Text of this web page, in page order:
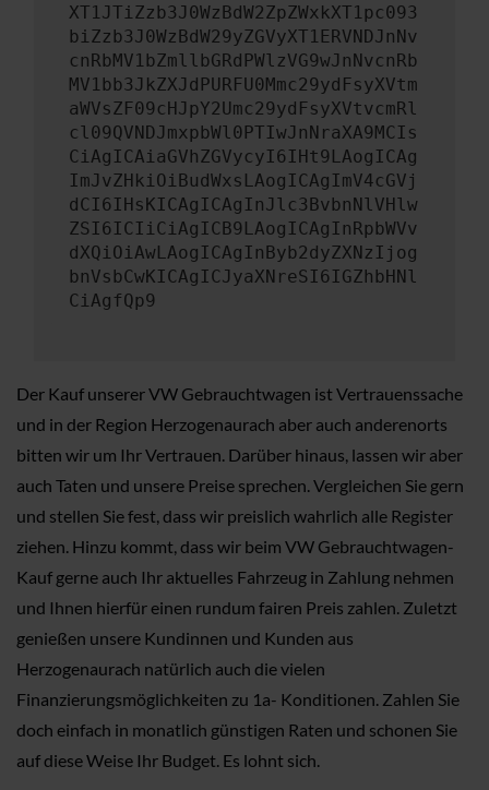
XT1JTiZzb3J0WzBdW2ZpZWxkXT1pc093
biZzb3J0WzBdW29yZGVyXT1ERVNDJnNv
cnRbMV1bZmllbGRdPWlzVG9wJnNvcnRb
MV1bb3JkZXJdPURFU0Mmc29ydFsyXVtm
aWVsZF09cHJpY2Umc29ydFsyXVtvcmRl
cl09QVNDJmxpbWl0PTIwJnNraXA9MCIs
CiAgICAiaGVhZGVycyI6IHt9LAogICAg
ImJvZHkiOiBudWxsLAogICAgImV4cGVj
dCI6IHsKICAgICAgInJlc3BvbnNlVHlw
ZSI6ICIiCiAgICB9LAogICAgInRpbWVv
dXQiOiAwLAogICAgInByb2dyZXNzIjog
bnVsbCwKICAgICJyaXNreSI6IGZhbHNl
CiAgfQp9
Der Kauf unserer VW Gebrauchtwagen ist Vertrauenssache
und in der Region Herzogenaurach aber auch anderenorts
bitten wir um Ihr Vertrauen. Darüber hinaus, lassen wir aber
auch Taten und unsere Preise sprechen. Vergleichen Sie gern
und stellen Sie fest, dass wir preislich wahrlich alle Register
ziehen. Hinzu kommt, dass wir beim VW Gebrauchtwagen-
Kauf gerne auch Ihr aktuelles Fahrzeug in Zahlung nehmen
und Ihnen hierfür einen rundum fairen Preis zahlen. Zuletzt
genießen unsere Kundinnen und Kunden aus
Herzogenaurach natürlich auch die vielen
Finanzierungsmöglichkeiten zu 1a- Konditionen. Zahlen Sie
doch einfach in monatlich günstigen Raten und schonen Sie
auf diese Weise Ihr Budget. Es lohnt sich.